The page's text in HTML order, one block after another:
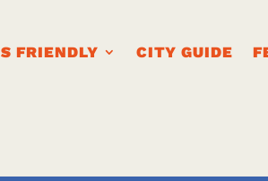
FRIENDLY CITY GUIDE